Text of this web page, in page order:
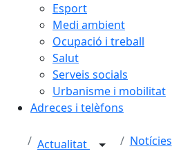
Esport
Medi ambient
Ocupació i treball
Salut
Serveis socials
Urbanisme i mobilitat
Adreces i telèfons
Actualitat Notícies